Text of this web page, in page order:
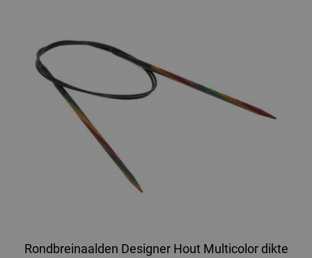
Rondbreinaalden Designer Hout Multicolor dikte